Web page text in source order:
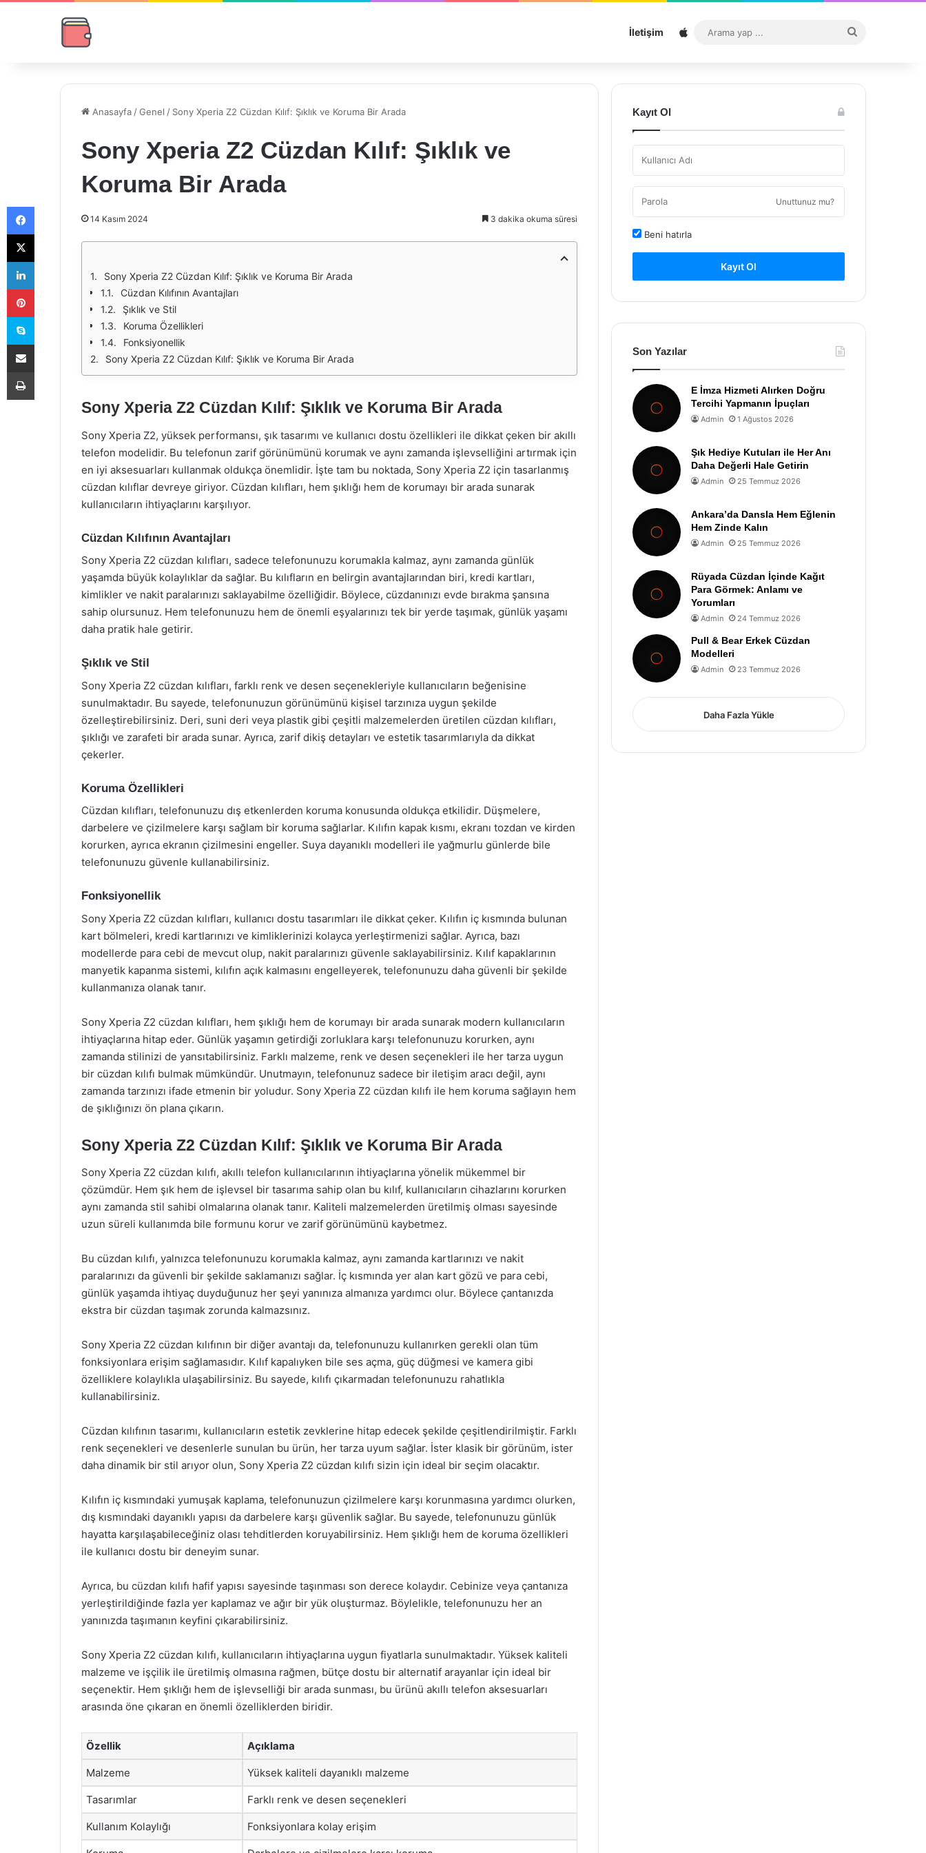
İletişim Sitemap
...
Anasayfa /Genel / Sony Xperia Z2 Cüzdan Kılıf: Şıklık ve Koruma Bir Arada
Sony Xperia Z2 Cüzdan Kılıf: Şıklık ve
Koruma Bir Arada
14 Kasım 2024 3 dakika okuma süresi
Sony Xperia Z2 Cüzdan Kılıf: Şıklık ve Koruma Bir Arada
Cüzdan Kılıfının Avantajları
Şıklık ve Stil
Koruma Özellikleri
Fonksiyonellik
Sony Xperia Z2 Cüzdan Kılıf: Şıklık ve Koruma Bir Arada
Sony Xperia Z2 Cüzdan Kılıf: Şıklık ve Koruma Bir Arada
Sony Xperia Z2, yüksek performansı, şık tasarımı ve kullanıcı dostu özellikleri ile dikkat çeken bir akıllı
telefon modelidir. Bu telefonun zarif görünümünü korumak ve aynı zamanda işlevselliğini artırmak için
en iyi aksesuarları kullanmak oldukça önemlidir. İşte tam bu noktada, Sony Xperia Z2 için tasarlanmış
cüzdan kılıflar devreye giriyor. Cüzdan kılıfları, hem şıklığı hem de korumayı bir arada sunarak
kullanıcıların ihtiyaçlarını karşılıyor.
Cüzdan Kılıfının Avantajları
Sony Xperia Z2 cüzdan kılıfları, sadece telefonunuzu korumakla kalmaz, aynı zamanda günlük
yaşamda büyük kolaylıklar da sağlar. Bu kılıfların en belirgin avantajlarından biri, kredi kartları,
kimlikler ve nakit paralarınızı saklayabilme özelliğidir. Böylece, cüzdanınızı evde bırakma şansına
sahip olursunuz. Hem telefonunuzu hem de önemli eşyalarınızı tek bir yerde taşımak, günlük yaşamı
daha pratik hale getirir.
Şıklık ve Stil
Sony Xperia Z2 cüzdan kılıfları, farklı renk ve desen seçenekleriyle kullanıcıların beğenisine
sunulmaktadır. Bu sayede, telefonunuzun görünümünü kişisel tarzınıza uygun şekilde
özelleştirebilirsiniz. Deri, suni deri veya plastik gibi çeşitli malzemelerden üretilen cüzdan kılıfları,
şıklığı ve zarafeti bir arada sunar. Ayrıca, zarif dikiş detayları ve estetik tasarımlarıyla da dikkat
çekerler.
Koruma Özellikleri
Cüzdan kılıfları, telefonunuzu dış etkenlerden koruma konusunda oldukça etkilidir. Düşmelere,
darbelere ve çizilmelere karşı sağlam bir koruma sağlarlar. Kılıfın kapak kısmı, ekranı tozdan ve kirden
korurken, ayrıca ekranın çizilmesini engeller. Suya dayanıklı modelleri ile yağmurlu günlerde bile
telefonunuzu güvenle kullanabilirsiniz.
Fonksiyonellik
Sony Xperia Z2 cüzdan kılıfları, kullanıcı dostu tasarımları ile dikkat çeker. Kılıfın iç kısmında bulunan
kart bölmeleri, kredi kartlarınızı ve kimliklerinizi kolayca yerleştirmenizi sağlar. Ayrıca, bazı
modellerde para cebi de mevcut olup, nakit paralarınızı güvenle saklayabilirsiniz. Kılıf kapaklarının
manyetik kapanma sistemi, kılıfın açık kalmasını engelleyerek, telefonunuzu daha güvenli bir şekilde
kullanmanıza olanak tanır.
Sony Xperia Z2 cüzdan kılıfları, hem şıklığı hem de korumayı bir arada sunarak modern kullanıcıların
ihtiyaçlarına hitap eder. Günlük yaşamın getirdiği zorluklara karşı telefonunuzu korurken, aynı
zamanda stilinizi de yansıtabilirsiniz. Farklı malzeme, renk ve desen seçenekleri ile her tarza uygun
bir cüzdan kılıfı bulmak mümkündür. Unutmayın, telefonunuz sadece bir iletişim aracı değil, aynı
zamanda tarzınızı ifade etmenin bir yoludur. Sony Xperia Z2 cüzdan kılıfı ile hem koruma sağlayın hem
de şıklığınızı ön plana çıkarın.
Sony Xperia Z2 Cüzdan Kılıf: Şıklık ve Koruma Bir Arada
Sony Xperia Z2 cüzdan kılıfı, akıllı telefon kullanıcılarının ihtiyaçlarına yönelik mükemmel bir
çözümdür. Hem şık hem de işlevsel bir tasarıma sahip olan bu kılıf, kullanıcıların cihazlarını korurken
aynı zamanda stil sahibi olmalarına olanak tanır. Kaliteli malzemelerden üretilmiş olması sayesinde
uzun süreli kullanımda bile formunu korur ve zarif görünümünü kaybetmez.
Bu cüzdan kılıfı, yalnızca telefonunuzu korumakla kalmaz, aynı zamanda kartlarınızı ve nakit
paralarınızı da güvenli bir şekilde saklamanızı sağlar. İç kısmında yer alan kart gözü ve para cebi,
günlük yaşamda ihtiyaç duyduğunuz her şeyi yanınıza almanıza yardımcı olur. Böylece çantanızda
ekstra bir cüzdan taşımak zorunda kalmazsınız.
Sony Xperia Z2 cüzdan kılıfının bir diğer avantajı da, telefonunuzu kullanırken gerekli olan tüm
fonksiyonlara erişim sağlamasıdır. Kılıf kapalıyken bile ses açma, güç düğmesi ve kamera gibi
özelliklere kolaylıkla ulaşabilirsiniz. Bu sayede, kılıfı çıkarmadan telefonunuzu rahatlıkla
kullanabilirsiniz.
Cüzdan kılıfının tasarımı, kullanıcıların estetik zevklerine hitap edecek şekilde çeşitlendirilmiştir. Farklı
renk seçenekleri ve desenlerle sunulan bu ürün, her tarza uyum sağlar. İster klasik bir görünüm, ister
daha dinamik bir stil arıyor olun, Sony Xperia Z2 cüzdan kılıfı sizin için ideal bir seçim olacaktır.
Kılıfın iç kısmındaki yumuşak kaplama, telefonunuzun çizilmelere karşı korunmasına yardımcı olurken,
dış kısmındaki dayanıklı yapısı da darbelere karşı güvenlik sağlar. Bu sayede, telefonunuzu günlük
hayatta karşılaşabileceğiniz olası tehditlerden koruyabilirsiniz. Hem şıklığı hem de koruma özellikleri
ile kullanıcı dostu bir deneyim sunar.
Ayrıca, bu cüzdan kılıfı hafif yapısı sayesinde taşınması son derece kolaydır. Cebinize veya çantanıza
yerleştirildiğinde fazla yer kaplamaz ve ağır bir yük oluşturmaz. Böylelikle, telefonunuzu her an
yanınızda taşımanın keyfini çıkarabilirsiniz.
Sony Xperia Z2 cüzdan kılıfı, kullanıcıların ihtiyaçlarına uygun fiyatlarla sunulmaktadır. Yüksek kaliteli
malzeme ve işçilik ile üretilmiş olmasına rağmen, bütçe dostu bir alternatif arayanlar için ideal bir
seçenektir. Hem şıklığı hem de işlevselliği bir arada sunması, bu ürünü akıllı telefon aksesuarları
arasında öne çıkaran en önemli özelliklerden biridir.
Özellik Açıklama
Malzeme Yüksek kaliteli dayanıklı malzeme
Tasarımlar Farklı renk ve desen seçenekleri
Kullanım Kolaylığı Fonksiyonlara kolay erişim
Kayıt Ol
Unuttunuz mu?
Beni hatırla
Kayıt Ol
Son Yazılar
E İmza Hizmeti Alırken Doğru
Tercihi Yapmanın İpuçları
Admin 1 Ağustos 2026
Şık Hediye Kutuları ile Her Anı
Daha Değerli Hale Getirin
Admin 25 Temmuz 2026
Ankara’da Dansla Hem Eğlenin
Hem Zinde Kalın
Admin 25 Temmuz 2026
Rüyada Cüzdan İçinde Kağıt
Para Görmek: Anlamı ve
Yorumları
Admin 24 Temmuz 2026
Pull & Bear Erkek Cüzdan
Modelleri
Admin 23 Temmuz 2026
Daha Fazla Yükle
Facebook
X
LinkedIn
Pinterest
Skype
E-Posta ile paylaş